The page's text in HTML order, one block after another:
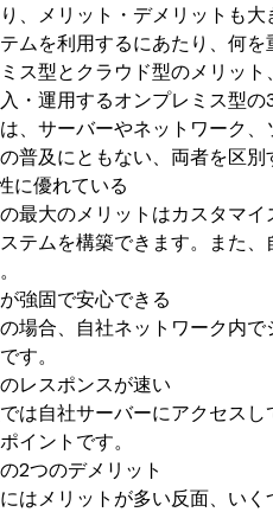
、メリット・デメリットも大
ムを利用するにあたり、何
ス型とクラウド型のメリット
・運用するオンプレミス型の
、サーバーやネットワーク
普及にともない、両者を区
に優れている
最大のメリットはカスタマ
テムを構築できます。また
強固で安心できる
場合、自社ネットワーク内
す。
レスポンスが速い
は自社サーバーにアクセス
イントです。
2つのデメリット
はメリットが多い反面、いく